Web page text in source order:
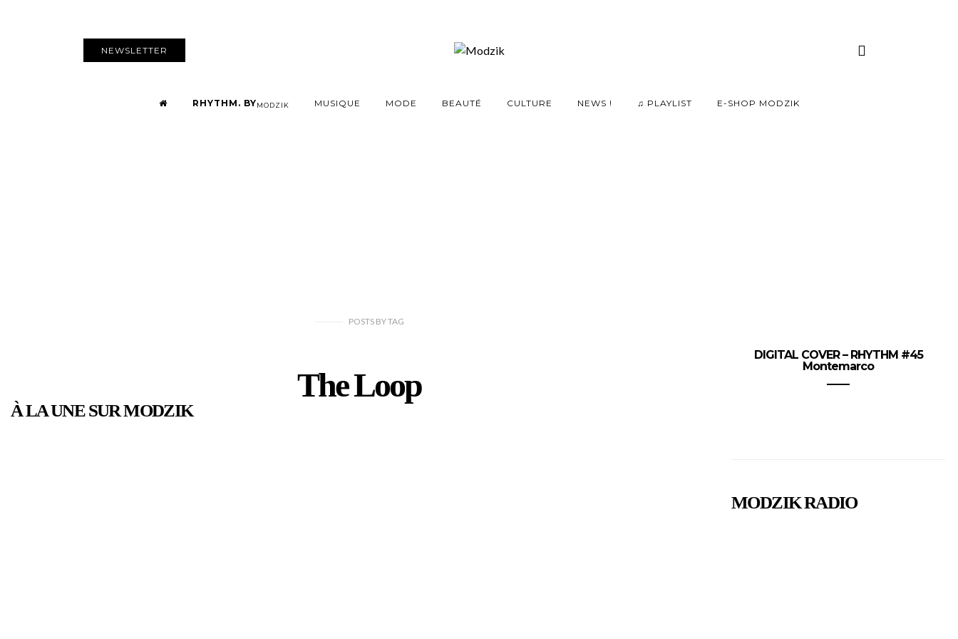
NEWSLETTER
RHYTHM. BYMODZIK MUSIQUE MODE BEAUTÉ CULTURE NEWS ! ♫ PLAYLIST E-SHOP MODZIK
POSTS BYTAG
The Loop
À LA UNE SUR MODZIK
DIGITAL COVER – RHYTHM #45
Montemarco
MODZIK RADIO